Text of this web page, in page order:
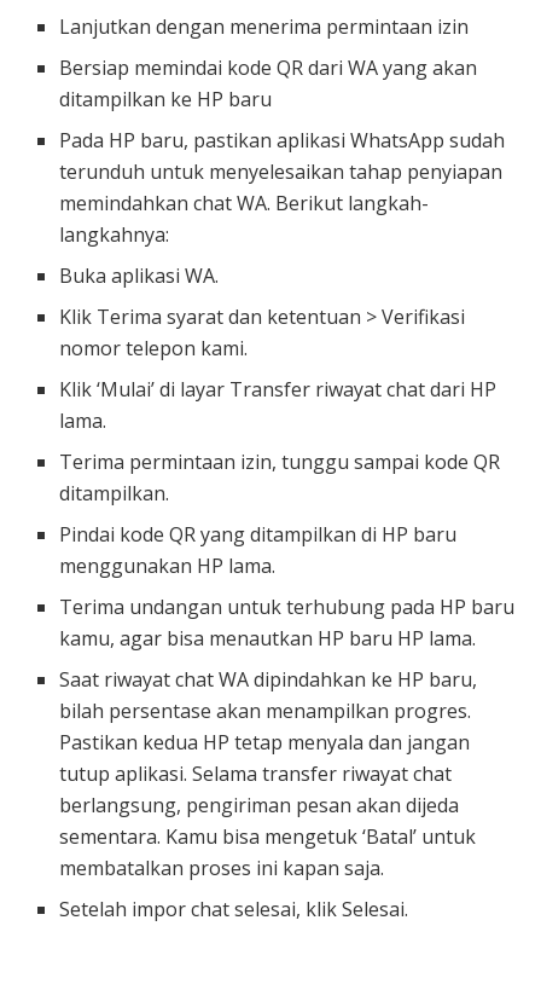
Lanjutkan dengan menerima permintaan izin
Bersiap memindai kode QR dari WA yang akan
ditampilkan ke HP baru
Pada HP baru, pastikan aplikasi WhatsApp sudah
terunduh untuk menyelesaikan tahap penyiapan
memindahkan chat WA. Berikut langkah-
langkahnya:
Buka aplikasi WA.
Klik Terima syarat dan ketentuan > Verifikasi
nomor telepon kami.
Klik ‘Mulai’ di layar Transfer riwayat chat dari HP
lama.
Terima permintaan izin, tunggu sampai kode QR
ditampilkan.
Pindai kode QR yang ditampilkan di HP baru
menggunakan HP lama.
Terima undangan untuk terhubung pada HP baru
kamu, agar bisa menautkan HP baru HP lama.
Saat riwayat chat WA dipindahkan ke HP baru,
bilah persentase akan menampilkan progres.
Pastikan kedua HP tetap menyala dan jangan
tutup aplikasi. Selama transfer riwayat chat
berlangsung, pengiriman pesan akan dijeda
sementara. Kamu bisa mengetuk ‘Batal’ untuk
membatalkan proses ini kapan saja.
Setelah impor chat selesai, klik Selesai.